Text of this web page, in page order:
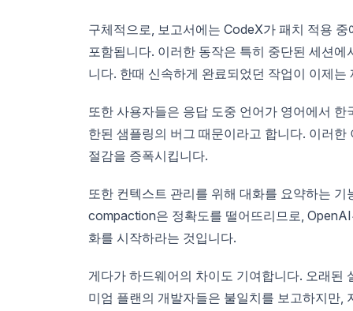
구체적으로, 보고서에는 CodeX가 패치 적용
포함됩니다. 이러한 동작은 특히 중단된 세션
니다. 한때 신속하게 완료되었던 작업이 이제
또한 사용자들은 응답 도중 언어가 영어에서
한된 샘플링의 버그 때문이라고 합니다. 이러
절감을 증폭시킵니다.
또한 컨텍스트 관리를 위해 대화를 요약하는
compaction은 정확도를 떨어뜨리므로,
화를 시작하라는 것입니다.
게다가 하드웨어의 차이도 기여합니다. 오래된
미엄 플랜의 개발자들은 불일치를 보고하지만,